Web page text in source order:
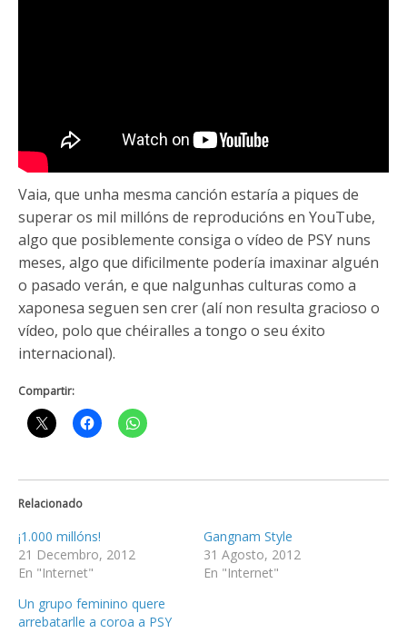
Vaia, que unha mesma canción estaría a piques de
superar os mil millóns de reproducións en YouTube,
algo que posiblemente consiga o vídeo de PSY nuns
meses, algo que dificilmente podería imaxinar alguén
o pasado verán, e que nalgunhas culturas como a
xaponesa seguen sen crer (alí non resulta gracioso o
vídeo, polo que chéiralles a tongo o seu éxito
internacional).
Compartir:
Relacionado
¡1.000 millóns!
21 Decembro, 2012
En "Internet"
Gangnam Style
31 Agosto, 2012
En "Internet"
Un grupo feminino quere
arrebatarlle a coroa a PSY